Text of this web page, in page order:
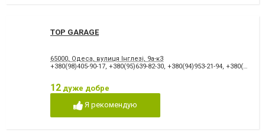
TOP GARAGE
65000, Одеса, вулиця Інглезі, 9а-к3
+380(98)405-90-17, +380(95)639-82-30, +380(94)953-21-94, +380(48)700-91-94
12 дуже добре
Я рекомендую